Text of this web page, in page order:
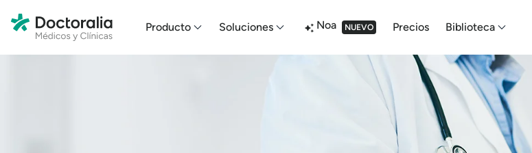
Producto Soluciones Noa NUEVO Precios Biblioteca